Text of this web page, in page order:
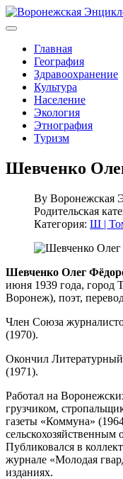
Главная
География
Здравоохранение
Культура
Население
Экология
Этнография
Туризм
Шевченко
By Воронежская
Родительская
Категория: Ш |
Шевченко Олег
июня 1939 года, город
Воронеж), поэт,
Член Союза
(1970).
Окончил
(1971).
Работал на
грузчиком,
газеты «Коммуна»
сельскохозяйственным
Публиковался в
журнале «Молодая
изданиях.